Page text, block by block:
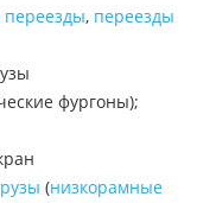
, переезды
фургоны);
(низкорамные